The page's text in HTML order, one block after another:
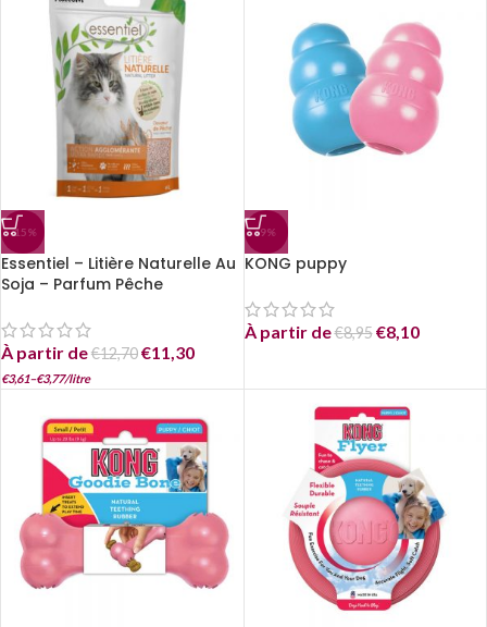
-15%
Essentiel – Litière Naturelle Au
Soja – Parfum Pêche
À partir de€12,70€11,30
€3,61–€3,77/litre
-9%
KONG puppy
À partir de€8,95 €8,10